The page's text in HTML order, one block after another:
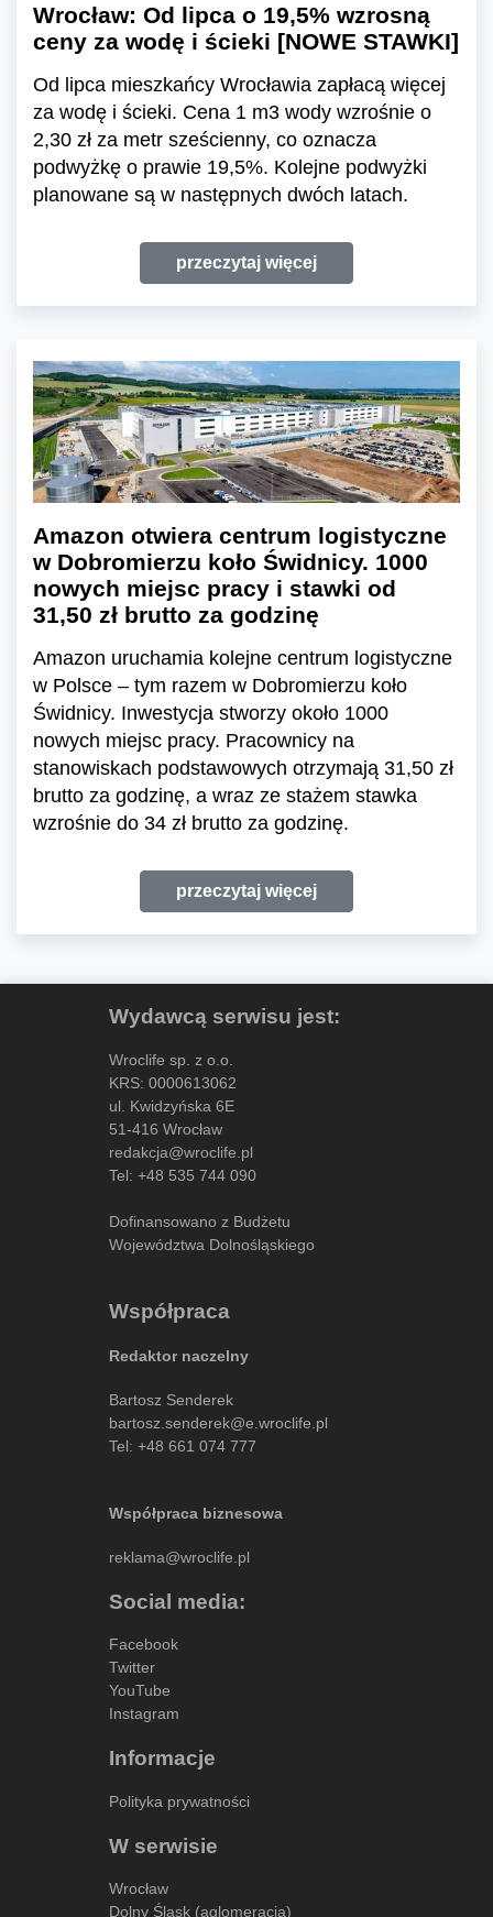
Wrocław: Od lipca o 19,5% wzrosną
ceny za wodę i ścieki [NOWE STAWKI]
Od lipca mieszkańcy Wrocławia zapłacą więcej
za wodę i ścieki. Cena 1 m3 wody wzrośnie o
2,30 zł za metr sześcienny, co oznacza
podwyżkę o prawie 19,5%. Kolejne podwyżki
planowane są w następnych dwóch latach.
przeczytaj więcej
Amazon otwiera centrum logistyczne
w Dobromierzu koło Świdnicy. 1000
nowych miejsc pracy i stawki od
31,50 zł brutto za godzinę
Amazon uruchamia kolejne centrum logistyczne
w Polsce – tym razem w Dobromierzu koło
Świdnicy. Inwestycja stworzy około 1000
nowych miejsc pracy. Pracownicy na
stanowiskach podstawowych otrzymają 31,50 zł
brutto za godzinę, a wraz ze stażem stawka
wzrośnie do 34 zł brutto za godzinę.
przeczytaj więcej
Wydawcą serwisu jest:
Wroclife sp. z o.o.
KRS: 0000613062
ul. Kwidzyńska 6E
51-416 Wrocław
redakcja@wroclife.pl
Tel: +48 535 744 090
Dofinansowano z Budżetu
Województwa Dolnośląskiego
Współpraca
Redaktor naczelny
Bartosz Senderek
bartosz.senderek@e.wroclife.pl
Tel: +48 661 074 777
Współpraca biznesowa
reklama@wroclife.pl
Social media:
Facebook
Twitter
YouTube
Instagram
Informacje
Polityka prywatności
W serwisie
Wrocław
Dolny Śląsk (aglomeracja)